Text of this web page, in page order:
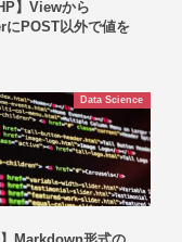
】Viewから
POST以外で値を
Data Science